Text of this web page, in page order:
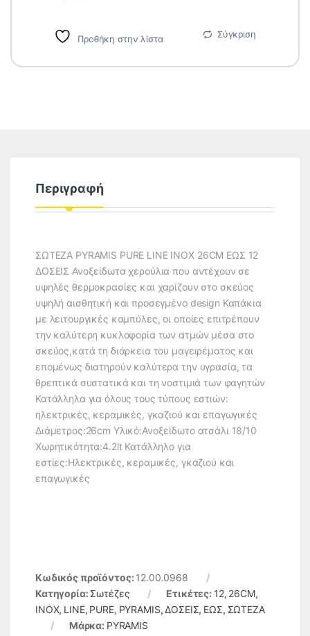
Προθήκη στην λίστα Σύγκριση
Περιγραφή
ΣΩΤΕΖΑ PYRAMIS PURE LINE INOX 26CM ΕΩΣ 12
ΔΟΣΕΙΣ Ανοξείδωτα χερούλια που αντέχουν σε
υψηλές θερμοκρασίες και χαρίζουν στο σκεύος
υψηλή αισθητική και προσεγμένο design Καπάκια
με λειτουργικές καμπύλες, οι οποίες επιτρέπουν
την καλύτερη κυκλοφορία των ατμών μέσα στο
σκεύος,κατά τη διάρκεια του μαγειρέματος και
επομένως διατηρούν καλύτερα την υγρασία, τα
θρεπτικά συστατικά και τη νοστιμιά των φαγητών
Κατάλληλα για όλους τους τύπους εστιών:
ηλεκτρικές, κεραμικές, γκαζιού και επαγωγικές
Διάμετρος:26cm Υλικό:Ανοξείδωτο ατσάλι 18/10
Χωρητικότητα:4.2lt Κατάλληλο για
εστίες:Ηλεκτρικές, κεραμικές, γκαζιού και
επαγωγικές
Κωδικός προϊόντος: 12.00.0968
Κατηγορία: Σωτέζες Ετικέτες: 12, 26CM,
INOX, LINE, PURE, PYRAMIS, ΔΟΣΕΙΣ, ΕΩΣ, ΣΩΤΕΖΑ
Μάρκα: PYRAMIS